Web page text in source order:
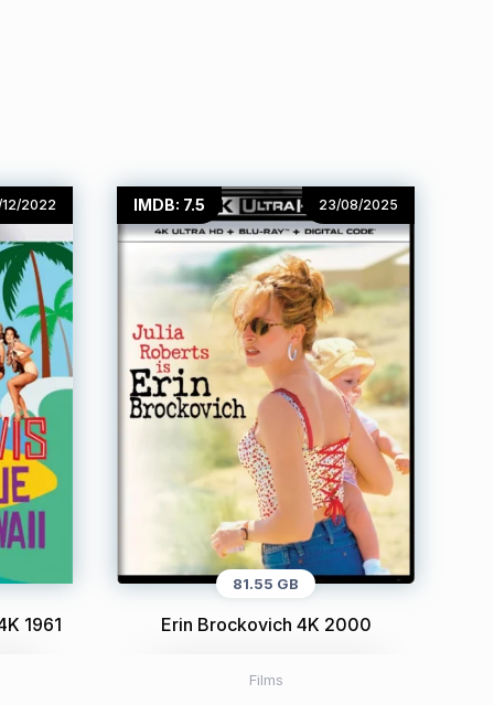
2022
1961
IMDB: 7.5 23/08/2025
81.55 GB
Erin Brockovich 4K 2000
Films